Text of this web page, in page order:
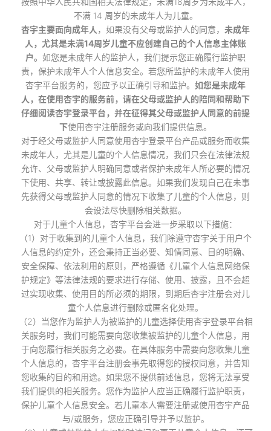
不满 14 周岁的未成年人为儿童。
杏宇主要面向成年人 ，如果没有父母或监护人的同意， 未成年
人，尤其是未满14周岁儿童不应创建自己的个人信息主体账
户。 如您是未成年人的监护人，我们提示您正确履行监护职
责，保护未成年人个人信息安全。若您所监护的未成年人使用
杏宇平台服务的，您应予以正确引导和监护。 如您是未成年
人，在使用杏宇的服务前，请在父母或监护人的陪同和帮助下
仔细阅读杏宇登录平台，并在征得其父母或监护人同意的前提
下使用杏宇注册服务或向我们提供信息。
对于经父母或监护人同意使用杏宇登录平台产品或服务而收集
未成年人，尤其是儿童的个人信息情况，我们只会在法律法规
允许、父母或监护人明确同意或者保护未成年人所必要的情况
下使用、共享、转让或披露此信息。如果我们发现自己在未事
先获得父母或监护人同意的情况下收集了儿童的个人信息，则
会设法尽快删除相关数据。
对于儿童个人信息，杏宇平台会进一步采取以下措施：
（1）对于收集到的儿童个人信息，我们除遵守杏宇关于用户个
人信息的约定外，还会秉持正当必要、知情同意、目的明确、
安全保障、依法利用的原则，严格遵循《儿童个人信息网络保
护规定》等法律法规的要求进行存储、使用、披露，且不会超
过实现收集、使用目的所必须的期限，到期后杏宇注册会对儿
童个人信息进行删除或匿名化处理。
（2）当您作为监护人为被监护的儿童选择使用杏宇登录平台相
关服务时，我们可能需要向您收集被监护的儿童个人信息，用
于向您履行相关服务之必要。在具体服务中需要向您收集儿童
个人信息的，杏宇平台注册会事先取得您的授权同意，并告知
您收集的目的和用途。如果您不提供前述信息，您将无法享受
我们提供的相关服务。您作为监护人应当正确履行监护职责，
保护儿童个人信息安全。若儿童本人需要注册或使用杏宇产品
与/或服务，您应正确引导并予以监护。